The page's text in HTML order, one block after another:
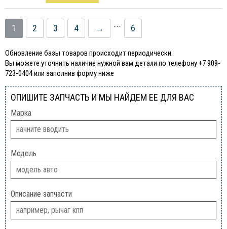
1 2 3 4 → ... 6
Обновление базы товаров происходит периодически.
Вы можете уточнить наличие нужной вам детали по телефону +7 909-
723-0404 или заполнив форму ниже
ОПИШИТЕ ЗАПЧАСТЬ И МЫ НАЙДЕМ ЕЕ ДЛЯ ВАС
Марка
Модель
Описание запчасти